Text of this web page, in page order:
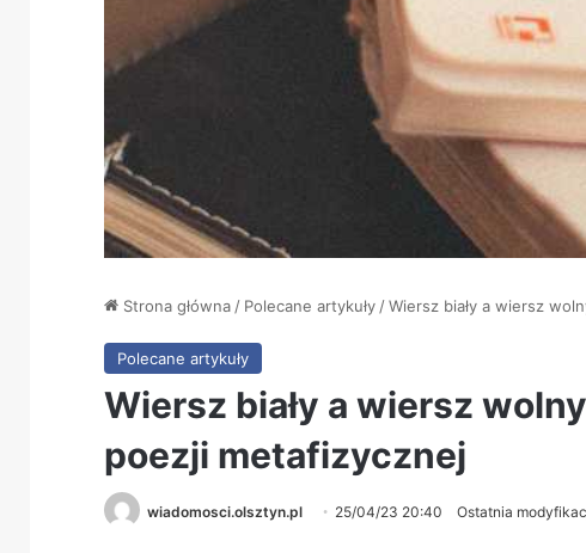
Strona główna / Polecane artykuły /Wiersz biały a wiersz
Polecane artykuły
Wiersz biały a wiersz
poezji metafizycznej
wiadomosci.olsztyn.pl 25/04/23 20:40 Ostatnia